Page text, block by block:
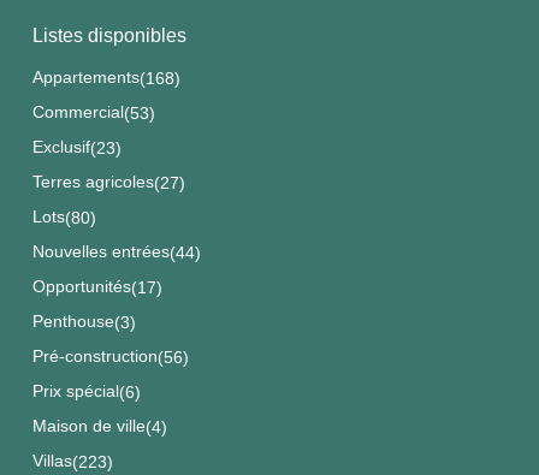
Listes disponibles
Appartements(168)
Commercial(53)
Exclusif(23)
Terres agricoles(27)
Lots(80)
Nouvelles entrées(44)
Opportunités(17)
Penthouse(3)
Pré-construction(56)
Prix spécial(6)
Maison de ville(4)
Villas(223)